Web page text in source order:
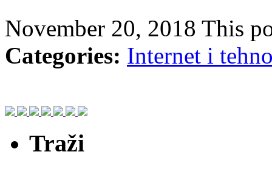
November 20, 2018 This
Categories: Internet i
Traži